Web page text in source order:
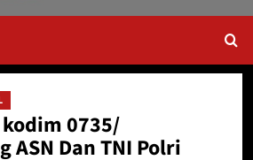
0735/
ASN Dan TNI Polri